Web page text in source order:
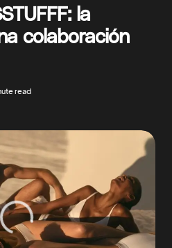
la
colaboración
read